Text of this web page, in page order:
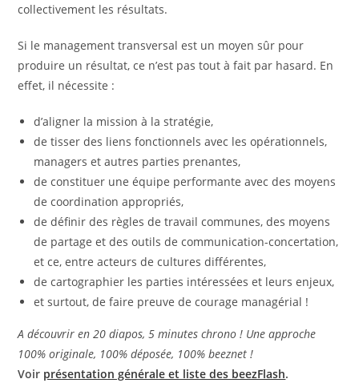
collectivement les résultats.
Si le management transversal est un moyen sûr pour
produire un résultat, ce n’est pas tout à fait par hasard. En
effet, il nécessite :
d’aligner la mission à la stratégie,
de tisser des liens fonctionnels avec les opérationnels,
managers et autres parties prenantes,
de constituer une équipe performante avec des moyens
de coordination appropriés,
de définir des règles de travail communes, des moyens
de partage et des outils de communication-concertation,
et ce, entre acteurs de cultures différentes,
de cartographier les parties intéressées et leurs enjeux,
et surtout, de faire preuve de courage managérial !
A découvrir en 20 diapos, 5 minutes chrono ! Une approche
100% originale, 100% déposée, 100% beeznet !
Voir présentation générale et liste des beezFlash.